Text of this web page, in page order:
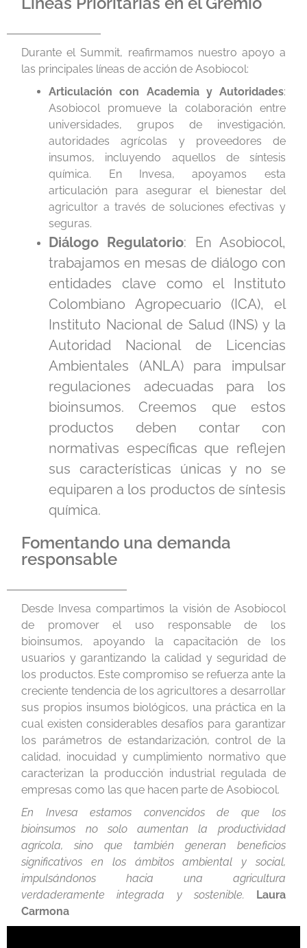
Durante el Summit, reafirmamos nuestro apoyo a
las principales líneas de acción de Asobiocol:
Articulación con Academia y Autoridades:
Asobiocol promueve la colaboración entre
universidades, grupos de investigación,
autoridades agrícolas y proveedores de
insumos, incluyendo aquellos de síntesis
química. En Invesa, apoyamos esta
articulación para asegurar el bienestar del
agricultor a través de soluciones efectivas y
seguras.
Diálogo Regulatorio: En Asobiocol,
trabajamos en mesas de diálogo con
entidades clave como el Instituto
Colombiano Agropecuario (ICA), el
Instituto Nacional de Salud (INS) y la
Autoridad Nacional de Licencias
Ambientales (ANLA) para impulsar
regulaciones adecuadas para los
bioinsumos. Creemos que estos
productos deben contar con
normativas específicas que reflejen
sus características únicas y no se
equiparen a los productos de síntesis
química.
Fomentando una demanda
responsable
Desde Invesa compartimos la visión de Asobiocol
de promover el uso responsable de los
bioinsumos, apoyando la capacitación de los
usuarios y garantizando la calidad y seguridad de
los productos. Este compromiso se refuerza ante la
creciente tendencia de los agricultores a desarrollar
sus propios insumos biológicos, una práctica en la
cual existen considerables desafíos para garantizar
los parámetros de estandarización, control de la
calidad, inocuidad y cumplimiento normativo que
caracterizan la producción industrial regulada de
empresas como las que hacen parte de Asobiocol.
En Invesa estamos convencidos de que los
bioinsumos no solo aumentan la productividad
agrícola, sino que también generan beneficios
significativos en los ámbitos ambiental y social,
impulsándonos hacia una agricultura
verdaderamente integrada y sostenible.
Laura
Carmona